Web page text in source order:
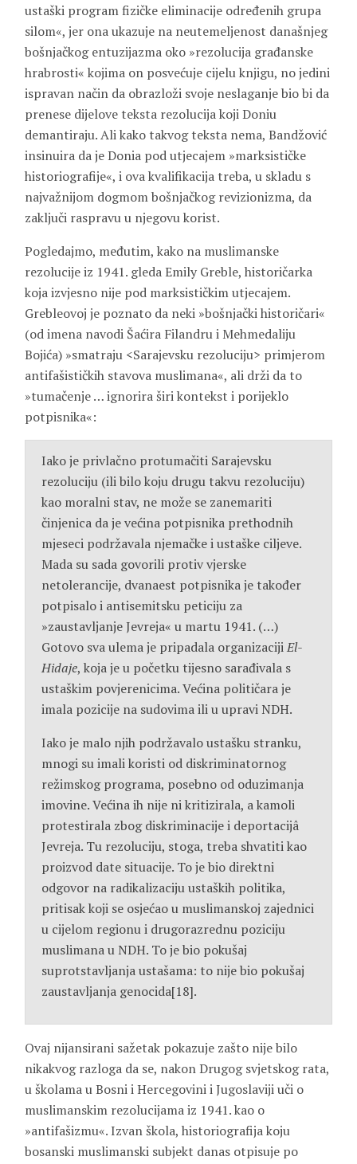
ustaški program fizičke eliminacije određenih grupa
silom«, jer ona ukazuje na neutemeljenost današnjeg
bošnjačkog entuzijazma oko »rezolucija građanske
hrabrosti« kojima on posvećuje cijelu knjigu, no jedini
ispravan način da obrazloži svoje neslaganje bio bi da
prenese dijelove teksta rezolucija koji Doniu
demantiraju. Ali kako takvog teksta nema, Bandžović
insinuira da je Donia pod utjecajem »marksističke
historiografije«, i ova kvalifikacija treba, u skladu s
najvažnijom dogmom bošnjačkog revizionizma, da
zaključi raspravu u njegovu korist.
Pogledajmo, međutim, kako na muslimanske
rezolucije iz 1941. gleda Emily Greble, historičarka
koja izvjesno nije pod marksističkim utjecajem.
Grebleovoj je poznato da neki »bošnjački historičari«
(od imena navodi Šaćira Filandru i Mehmedaliju
Bojića) »smatraju <Sarajevsku rezoluciju> primjerom
antifašističkih stavova muslimana«, ali drži da to
»tumačenje … ignorira širi kontekst i porijeklo
potpisnika«:
Iako je privlačno protumačiti Sarajevsku
rezoluciju (ili bilo koju drugu takvu rezoluciju)
kao moralni stav, ne može se zanemariti
činjenica da je većina potpisnika prethodnih
mjeseci podržavala njemačke i ustaške ciljeve.
Mada su sada govorili protiv vjerske
netolerancije, dvanaest potpisnika je također
potpisalo i antisemitsku peticiju za
»zaustavljanje Jevreja« u martu 1941. (…)
Gotovo sva ulema je pripadala organizacijiEl-
Hidaje, koja je u početku tijesno sarađivala s
ustaškim povjerenicima. Većina političara je
imala pozicije na sudovima ili u upravi NDH.
Iako je malo njih podržavalo ustašku stranku,
mnogi su imali koristi od diskriminatornog
režimskog programa, posebno od oduzimanja
imovine. Većina ih nije ni kritizirala, a kamoli
protestirala zbog diskriminacije i deportacijâ
Jevreja. Tu rezoluciju, stoga, treba shvatiti kao
proizvod date situacije. To je bio direktni
odgovor na radikalizaciju ustaških politika,
pritisak koji se osjećao u muslimanskoj zajednici
u cijelom regionu i drugorazrednu poziciju
muslimana u NDH. To je bio pokušaj
suprotstavljanja ustašama: to nije bio pokušaj
zaustavljanja genocida[18].
Ovaj nijansirani sažetak pokazuje zašto nije bilo
nikakvog razloga da se, nakon Drugog svjetskog rata,
u školama u Bosni i Hercegovini i Jugoslaviji uči o
muslimanskim rezolucijama iz 1941. kao o
»antifašizmu«. Izvan škola, historiografija koju
bosanski muslimanski subjekt danas otpisuje po